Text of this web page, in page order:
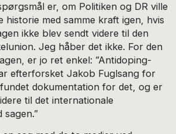
er, om Politiken og DR ville
historie med samme kraft igen, hvis
ikke blev sendt videre til den
Jeg håber det ikke. For den
er jo ret enkel: ”Antidoping-
efterforsket Jakob Fuglsang for
dokumentation for det, og er
til det internationale